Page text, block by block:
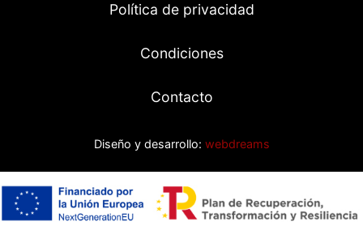
Política de privacidad
Condiciones
Contacto
Diseño y desarrollo: webdreams